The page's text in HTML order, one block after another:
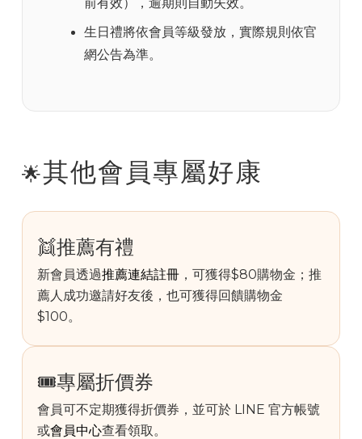
生日禮將依會員等級發放，實際規則依官
網公告為準。
🌟其他會員專屬好康
👯推薦有禮
新會員透過推薦連結註冊 ，可獲得$80購物金；推
薦人成功邀請好友後，也可獲得回饋購物金
$100。
🎟️專屬折價券
會員可不定期獲得折價券，並可於 LINE 官方帳號
或會員中心查看領取。